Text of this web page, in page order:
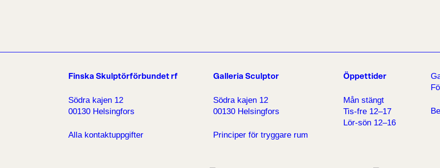
Finska Skulptörförbundet rf
Södra kajen 12
00130 Helsingfors
Alla kontaktuppgifter
Galleria Sculptor
Södra kajen 12
00130 Helsingfors
Principer för tryggare rum
Öppettider
Mån stängt
Tis-fre 12–17
Lör-sön 12–16